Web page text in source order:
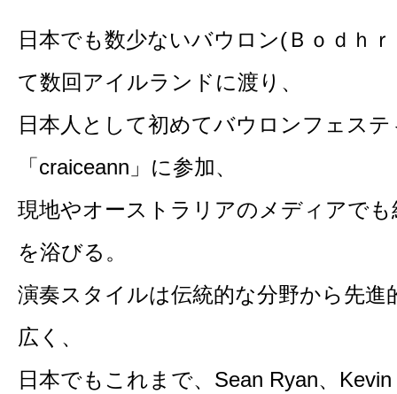
日本でも数少ないバウロン(Ｂｏｄｈ
て数回アイルランドに渡り、
日本人として初めてバウロンフェス
「craiceann」に参加、
現地やオーストラリアのメディアで
を浴びる。
演奏スタイルは伝統的な分野から先進
広く、
日本でもこれまで、Sean Ryan、